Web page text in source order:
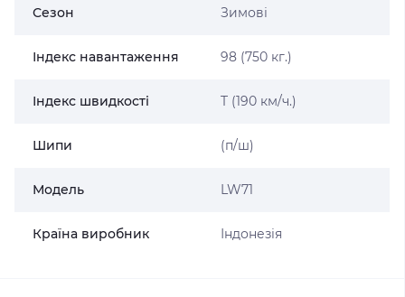
Сезон Зимові
Індекс навантаження 98 (750 кг.)
Індекс швидкості T (190 км/ч.)
Шипи (п/ш)
Модель LW71
Країна виробник Індонезія